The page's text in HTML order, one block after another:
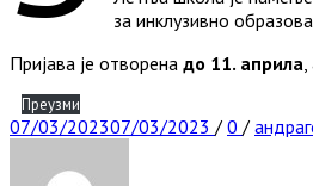
за инклузивно
Пријава је отворена до 11. априла
Преузми
Posted
07/03/202307/03/2023 / 0 / Tags